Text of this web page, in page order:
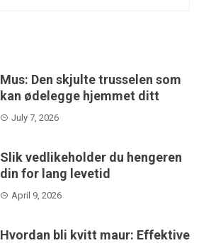
Mus: Den skjulte trusselen som
kan ødelegge hjemmet ditt
July 7, 2026
Slik vedlikeholder du hengeren
din for lang levetid
April 9, 2026
Hvordan bli kvitt maur: Effektive